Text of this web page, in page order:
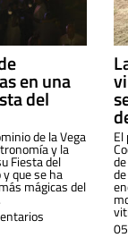
en una
del
de la Vega
y la
Fiesta del
y que se ha
mágicas del
El